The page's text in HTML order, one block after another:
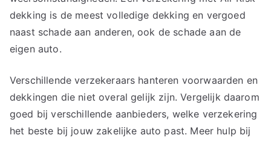
dekking is de meest volledige dekking en vergoed
naast schade aan anderen, ook de schade aan de
eigen auto.
Verschillende verzekeraars hanteren voorwaarden en
dekkingen die niet overal gelijk zijn. Vergelijk daarom
goed bij verschillende aanbieders, welke verzekering
het beste bij jouw zakelijke auto past. Meer hulp bij